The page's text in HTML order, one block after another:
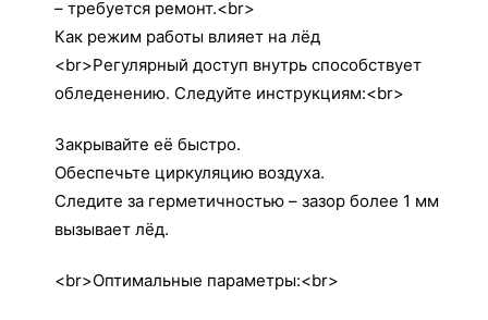
– требуется ремонт.<br>
Как режим работы влияет на лёд
<br>Регулярный доступ внутрь способствует
обледенению. Следуйте инструкциям:<br>
Закрывайте её быстро.
Обеспечьте циркуляцию воздуха.
Следите за герметичностью – зазор более 1 мм
вызывает лёд.
<br>Оптимальные параметры:<br>